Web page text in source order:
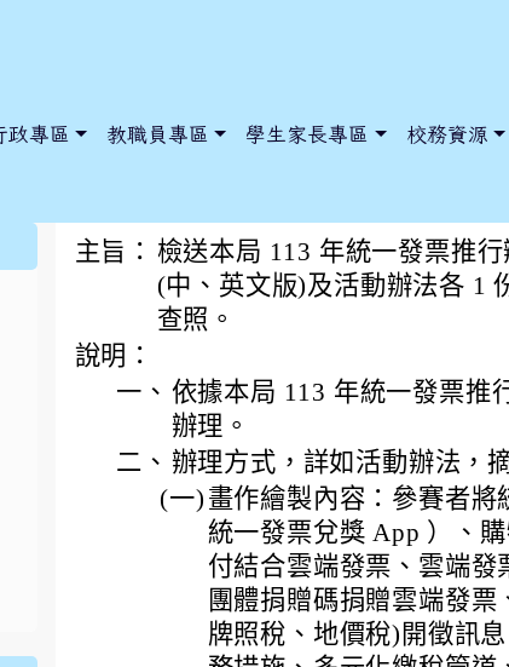
政專區 教職員專區 學生家長專區 校務資源
113年統一發票推行辦理
主旨： 檢送本局 113 年統一發票推
(中、英文版)及活動辦法各 1
查照。
說明：
一、 依據本局 113 年統一發票推
辦理。
二、 辦理方式，詳如活動辦法，
(一) 畫作繪製內容：參賽者
統一發票兌獎 App ）、
付結合雲端發票、雲端發
團體捐贈碼捐贈雲端發
牌照稅、地價稅)開徵訊
NoExamImitateHome/Page/Public/
NoExamImitateHome/Page/Public/
g7OisECve/
g7OisECve/
to https://docs.go114適性入學講綱(ogle.com/